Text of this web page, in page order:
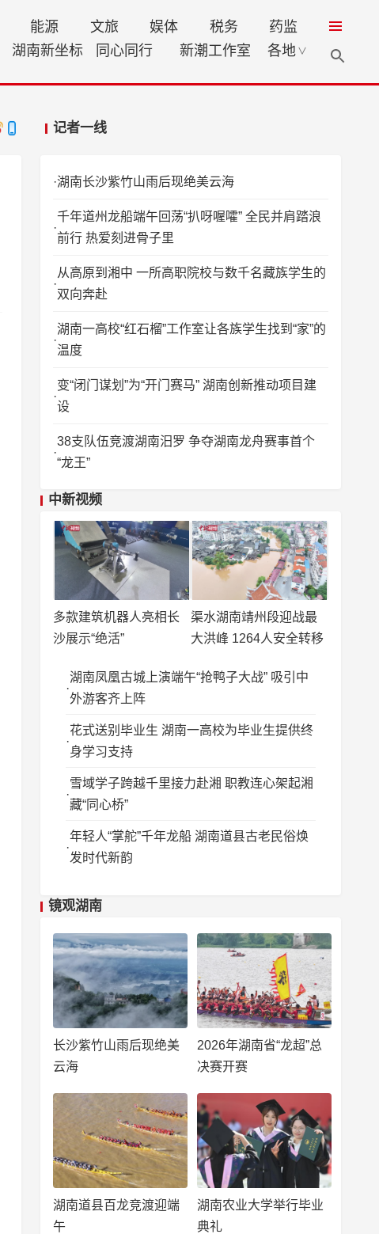
能源 文旅 娱体 税务
药监
湖南新坐标 同心同行 新潮工作室 各地 ∨
记者一线
湖南长沙紫竹山雨后现绝美云海
千年道州龙船端午回荡“扒呀喔嚯” 全民并肩踏浪
前行 热爱刻进骨子里
从高原到湘中 一所高职院校与数千名藏族学生的
双向奔赴
湖南一高校“红石榴”工作室让各族学生找到“家”的
温度
变“闭门谋划”为“开门赛马” 湖南创新推动项目建
设
38支队伍竞渡湖南汨罗 争夺湖南龙舟赛事首个
“龙王”
中新视频
多款建筑机器人亮相长
沙展示“绝活”
渠水湖南靖州段迎战最
大洪峰 1264人安全转移
湖南凤凰古城上演端午“抢鸭子大战” 吸引中
外游客齐上阵
花式送别毕业生 湖南一高校为毕业生提供终
身学习支持
雪域学子跨越千里接力赴湘 职教连心架起湘
藏“同心桥”
年轻人“掌舵”千年龙船 湖南道县古老民俗焕
发时代新韵
镜观湖南
长沙紫竹山雨后现绝美
云海
2026年湖南省“龙超”总
决赛开赛
湖南道县百龙竞渡迎端
午
湖南农业大学举行毕业
典礼